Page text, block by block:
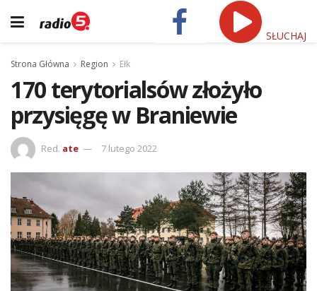
SŁUCHAJ
Strona Główna Region Ełk
170 terytorialsów złożyło
przysięgę w Braniewie
Red. ate 7 lutego 2022